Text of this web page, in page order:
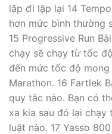
lặp đi lặp lại 14
hơn mức bình thường
15 Progressive Run
chạy sẽ chạy từ tốc
đến mức tốc độ
Marathon. 16 Fartlek
quy tắc nào. Bạn có
xa kia sau đó lại
luật nào. 17 Yasso